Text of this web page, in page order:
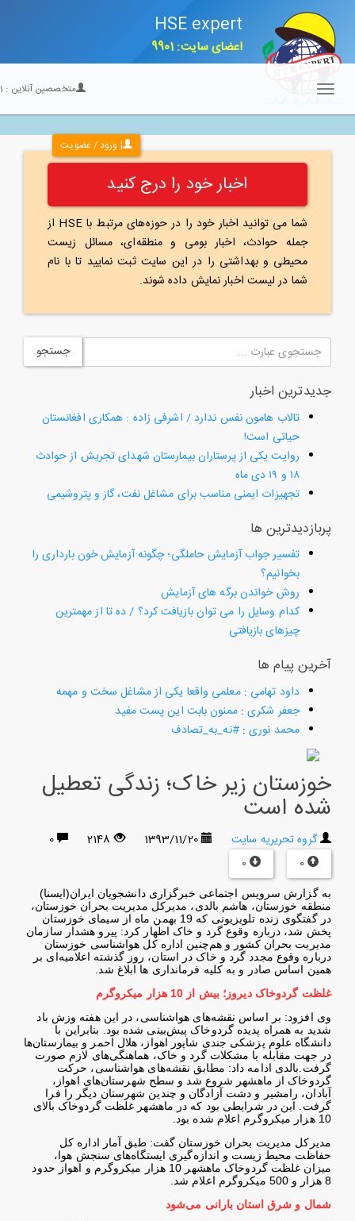
HSE expert
اعضای سایت: 9901
| ورود / عضویت
متخصصین آنلاین :21
Toggle
navigation
اخبار خود را درج کنید
شما می توانید اخبار خود را در حوزه‌های مرتبط با HSE از
جمله حوادث، اخبار بومی و منطقه‌ای، مسائل زیست
محیطی و بهداشتی را در این سایت ثبت نمایید تا با نام
شما در لیست اخبار نمایش داده شوند.
جستجو
جدیدترین اخبار
تالاب هامون نفس ندارد / اشرفی زاده : همکاری افغانستان
حیاتی است!
روایت یکی از پرستاران بیمارستان شهدای تجریش از حوادث
تجهیزات ایمنی مناسب برای مشاغل نفت، گاز و پتروشیمی
پربازدیدترین ها
تفسیر جواب آزمایش حاملگی؛ چگونه آزمایش خون بارداری را
بخوانیم؟
روش خواندن برگه های آزمایش
کدام وسایل را می توان بازیافت کرد؟ / ده تا از مهمترین
چیزهای بازیافتی
آخرین پیام ها
داود تهامی:معلمی واقعا یکی از مشاغل سخت و مهمه
جعفر شکری:ممنون بابت این پست مفید
محمد نوری:#نه_به_تصادف
خوزستان زیر خاک؛ زندگی تعطیل
شده است
گروه تحریریه سایت 1393/11/20
2148
0
0
0
به گزارش سرویس اجتماعی خبرگزاری دانشجویان ایران(ایسنا)
منطقه خوزستان، هاشم بالدی، مدیرکل مدیریت بحران خوزستان،
در گفتگوی زنده تلویزیونی که 19 بهمن ماه از سیمای خوزستان
پخش شد، درباره وقوع گرد و خاک اظهار کرد: پیرو هشدار سازمان
مدیریت بحران کشور و هم‌چنین اداره کل هواشناسی خوزستان
درباره وقوع مجدد گرد و خاک در استان، روز گذشته اعلامیه‌ای بر
همین اساس صادر و به کلیه فرمانداری ها ابلاغ شد.
غلظت گردوخاک دیروز؛ بیش از 10 هزار میکروگرم
وی افزود: بر اساس نقشه‌های هواشناسی، در این هفته وزش باد
شدید به همراه پدیده گردوخاک پیش‌بینی شده بود. بنابراین با
دانشگاه علوم پزشکی جندی شاپور اهواز، هلال احمر و بیمارستان‌ها
در جهت مقابله با مشکلات گرد و خاک، هماهنگی‌های لازم صورت
گرفت.بالدی ادامه داد: مطابق نقشه‌های هواشناسی، حرکت
گردوخاک از ماهشهر شروع شد و سطح شهرستان‌های اهواز،
آبادان، رامشیر و دشت آزادگان و چندین شهرستان دیگر را فرا
گرفت. این در شرایطی بود که در ماهشهر غلظت گردوخاک بالای
10 هزار میکروگرم اعلام شده بود
.
مدیرکل مدیریت بحران خوزستان گفت: طبق آمار اداره کل
حفاظت محیط زیست و اندازه‌گیری ایستگاه‌های سنجش هوا،
میزان غلظت گردوخاک ماهشهر 10 هزار میکروگرم و اهواز حدود
.
شمال و شرق استان بارانی می‌شود